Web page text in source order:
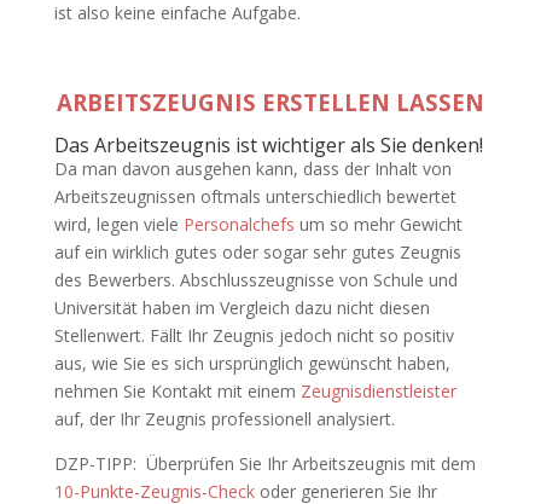
ist also keine einfache Aufgabe.
ARBEITSZEUGNIS ERSTELLEN LASSEN
Das Arbeitszeugnis ist wichtiger als Sie denken!
Da man davon ausgehen kann, dass der Inhalt von
Arbeitszeugnissen oftmals unterschiedlich bewertet
wird, legen viele Personalchefs um so mehr Gewicht
auf ein wirklich gutes oder sogar sehr gutes Zeugnis
des Bewerbers. Abschlusszeugnisse von Schule und
Universität haben im Vergleich dazu nicht diesen
Stellenwert. Fällt Ihr Zeugnis jedoch nicht so positiv
aus, wie Sie es sich ursprünglich gewünscht haben,
nehmen Sie Kontakt mit einem Zeugnisdienstleister
auf, der Ihr Zeugnis professionell analysiert.
DZP-TIPP: Überprüfen Sie Ihr Arbeitszeugnis mit dem
10-Punkte-Zeugnis-Checkoder generieren Sie Ihr